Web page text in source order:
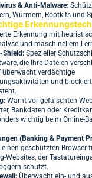
& Anti-Malware:
Würmern, Rootkits und
Erkennung mit
und maschinellem
Shield: Spezieller
die Ihre Dateien
überwacht verdächtige
und
Warnt vor gefälschten
Bankdaten oder
wichtig beim Online-
(Banking & Payment
geschützten Browser
Websites, der
schützt.
Überwacht ein- und